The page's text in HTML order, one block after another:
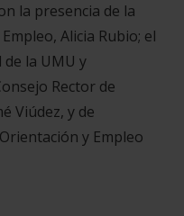
la presencia de la
Alicia Rubio; el
de la UMU y
Rector de
Viúdez, y de
y Empleo